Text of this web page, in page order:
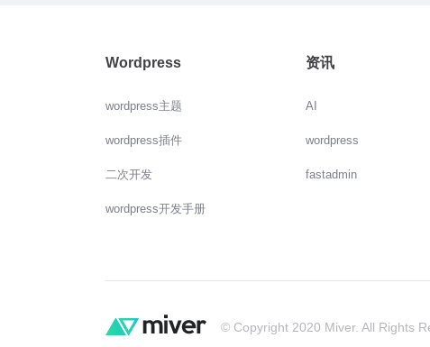
Wordpress
wordpress主题
wordpress插件
二次开发
wordpress开发手册
资讯
AI
wordpress
fastadmin
© Copyright 2020 Miver. All Rights